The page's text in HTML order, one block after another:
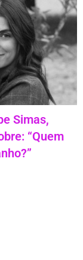
Simas,
“Quem